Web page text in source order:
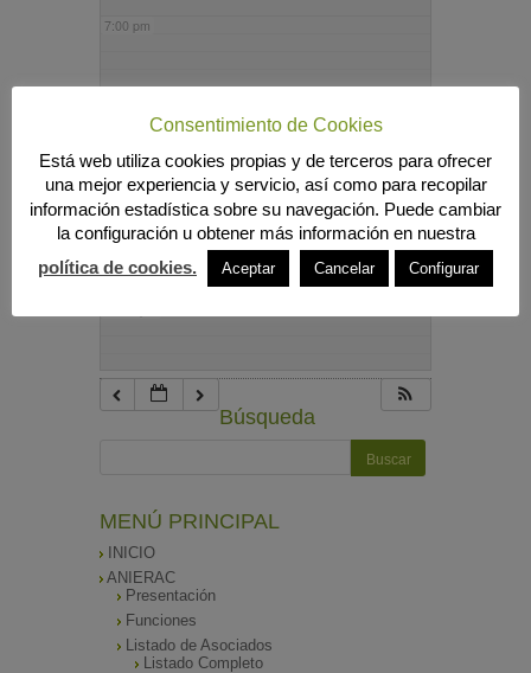
7:00 pm
9:00 pm
10:00 pm
Búsqueda
MENÚ PRINCIPAL
INICIO
ANIERAC
Presentación
Funciones
Listado de Asociados
Listado Completo
Consentimiento de Cookies
Está web utiliza cookies propias y de terceros para ofrecer
una mejor experiencia y servicio, así como para recopilar
información estadística sobre su navegación. Puede cambiar
la configuración u obtener más información en nuestra
política de cookies.
Aceptar Cancelar Configurar